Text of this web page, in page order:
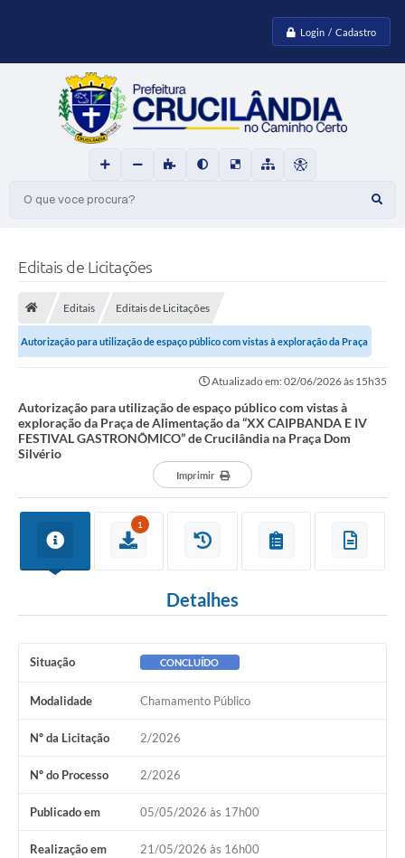
Login / Cadastro
O que voce procura?
Editais de Licitações
Editais Editais de Licitações
Autorização para utilização de espaço público com vistas à exploração da Praça
Atualizado em: 02/06/2026 às 15h35
Autorização para utilização de espaço público com vistas à
exploração da Praça de Alimentação da “XX CAIPBANDA E IV
FESTIVAL GASTRONÔMICO” de Crucilândia na Praça Dom
Silvério
Imprimir
1
Detalhes
Situação CONCLUÍDO
Modalidade Chamamento Público
Nº da Licitação 2/2026
Nº do Processo 2/2026
Publicado em 05/05/2026 às 17h00
Realização em 21/05/2026 às 16h00